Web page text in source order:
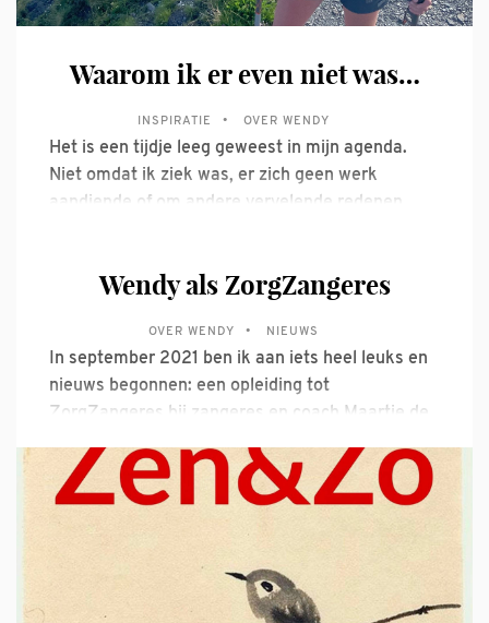
Waarom ik er even niet was…
INSPIRATIE OVER WENDY
Het is een tijdje leeg geweest in mijn agenda.
Niet omdat ik ziek was, er zich geen werk
aandiende of om andere vervelende redenen,
wens om een langere periode te wandelen, en
Wendy als ZorgZangeres
OVER WENDY NIEUWS
In september 2021 ben ik aan iets heel leuks en
nieuws begonnen: een opleiding tot
ZorgZangeres bij zangeres en coach Maartje de
verzorg ik Individuele Zangsessies bij mensen
met dementie. Al een hele tijd voelde ik de
behoefte om naast het